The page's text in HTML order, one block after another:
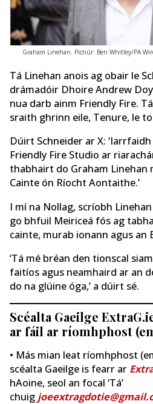
Graham Linehan. Pictiúr: Ben Whitley/PA
Tá Linehan anois ag obair le
drámadóir Dhoire Andrew
nua darb ainm Friendly Fire.
sraith ghrinn eile, Tenure, le
Dúirt Schneider ar X:
Friendly Fire Studio ar
thabhairt do Graham Linehan
Cainte ón Ríocht Aontaithe.’
I mí na Nollag, scríobh
go bhfuil Meiriceá fós ag
cainte, murab ionann agus an
‘Tá mé bréan den tionscal
faitíos agus neamhaird ar an
do na glúine óga,’ a dúirt sé.
Scéalta Gaeilge
ar fáil ar ríomhphost
• Más mian leat ríomhphost
scéalta Gaeilge is fearr ar
hAoine, seol an focal ‘Tá’
chuig